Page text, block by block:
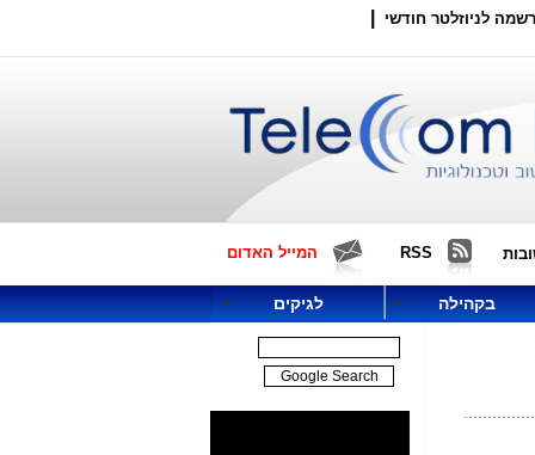
לניוזלטר חודשי
RSS המייל האדום
בקהילה לגיקים